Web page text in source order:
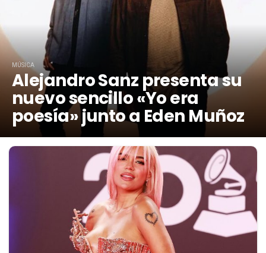
MÚSICA
Alejandro Sanz presenta su
nuevo sencillo «Yo era
poesía» junto a Eden Muñoz